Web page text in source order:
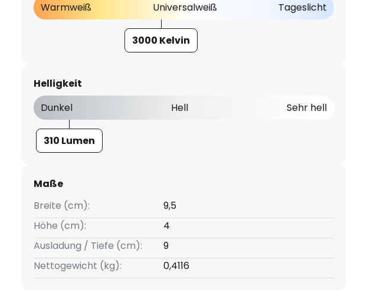
Warmweiß
Universalweiß Tageslicht
3000 Kelvin
Helligkeit
Dunkel
Hell Sehr hell
310 Lumen
Maße
Breite (cm):
9,5
Höhe (cm):
4
Ausladung / Tiefe (cm):
9
Nettogewicht (kg):
0,4116